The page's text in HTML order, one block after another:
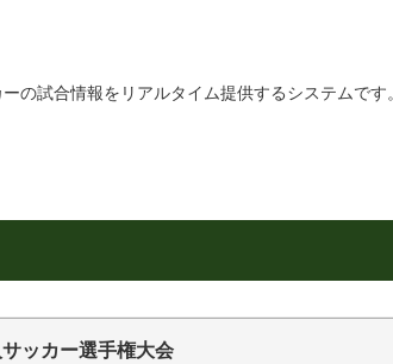
の試合情報をリアルタイム提供するシステムです。
ッカー選手権大会